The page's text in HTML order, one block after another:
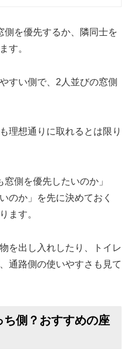
側を優先するか、隣同士を
す。
すい側で、2人並びの窓側
理想通りに取れるとは限り
側を優先したいのか」
のか」を先に決めておく
ます。
を出し入れしたり、トイレ
通路側の使いやすさも見て
側？おすすめの座